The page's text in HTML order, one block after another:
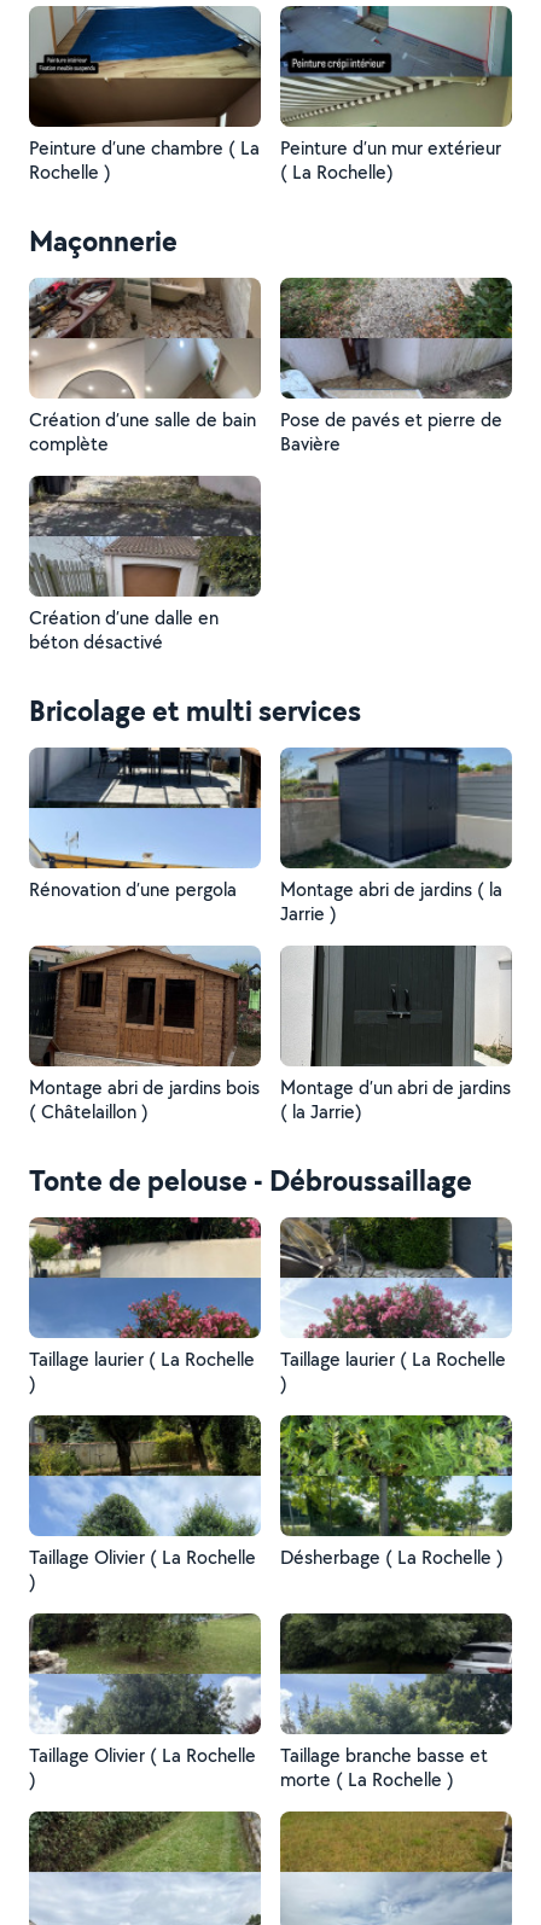
Peinture d’une chambre ( La
Rochelle )
Peinture d’un mur extérieur
( La Rochelle)
Maçonnerie
Création d’une salle de bain
complète
Pose de pavés et pierre de
Bavière
Création d’une dalle en
béton désactivé
Bricolage et multi services
Rénovation d’une pergola
Montage abri de jardins ( la
Jarrie )
Montage abri de jardins bois
( Châtelaillon )
Montage d’un abri de jardins
( la Jarrie)
Tonte de pelouse - Débroussaillage
Taillage laurier ( La Rochelle
)
Taillage laurier ( La Rochelle
)
Taillage Olivier ( La Rochelle
)
Désherbage ( La Rochelle )
Taillage Olivier ( La Rochelle
)
Taillage branche basse et
morte ( La Rochelle )